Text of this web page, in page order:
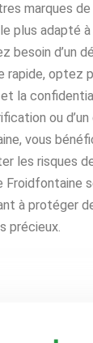
marques
plus adapté
besoin d’un
optez
la
ou
vous
les risques
à protéger
précieux.